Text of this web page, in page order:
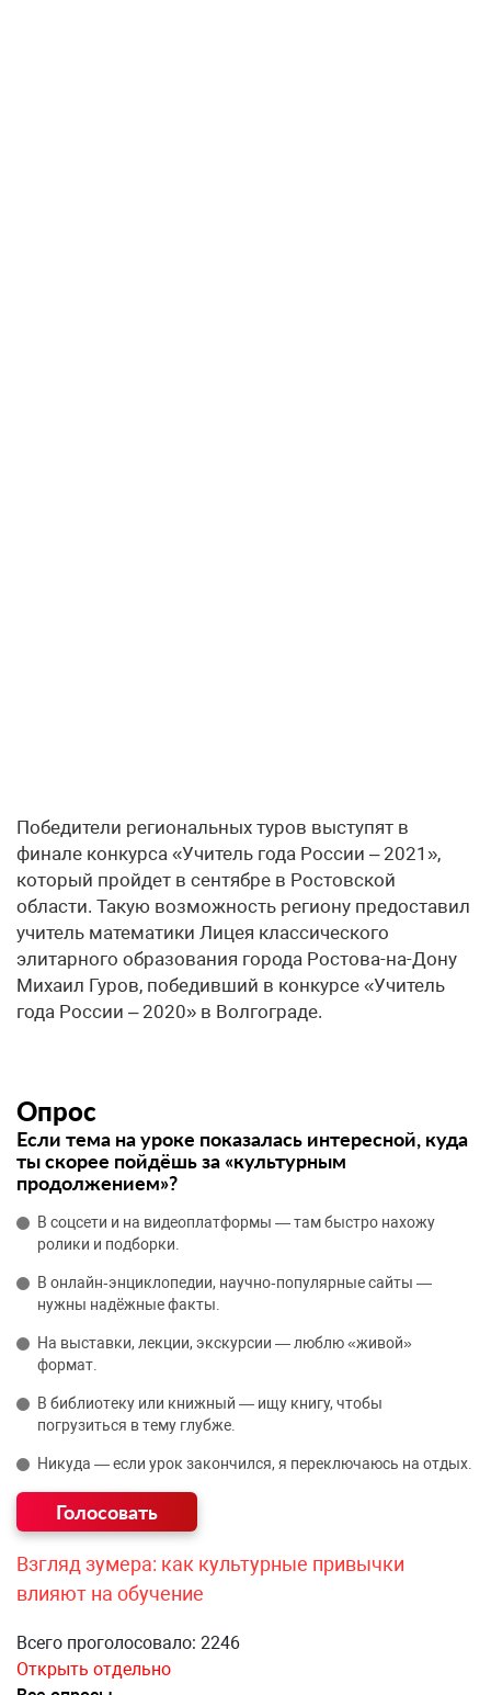
Победители региональных туров выступят в
финале конкурса «Учитель года России – 2021»,
который пройдет в сентябре в Ростовской
области. Такую возможность региону предоставил
учитель математики Лицея классического
элитарного образования города Ростова-на-Дону
Михаил Гуров, победивший в конкурсе «Учитель
года России – 2020» в Волгограде.
Опрос
Если тема на уроке показалась интересной, куда
ты скорее пойдёшь за «культурным
продолжением»?
В соцсети и на видеоплатформы — там быстро нахожу
ролики и подборки.
В онлайн‑энциклопедии, научно‑популярные сайты —
нужны надёжные факты.
На выставки, лекции, экскурсии — люблю «живой»
формат.
В библиотеку или книжный — ищу книгу, чтобы
погрузиться в тему глубже.
Никуда — если урок закончился, я переключаюсь на отдых.
Взгляд зумера: как культурные привычки
влияют на обучение
Всего проголосовало: 2246
Открыть отдельно